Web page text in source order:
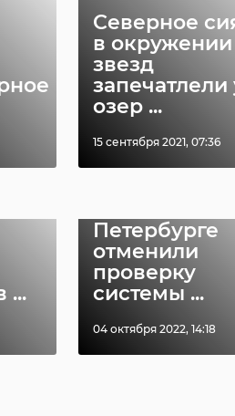
Северное
в окружении
звезд
запечатлели
озер ...
15 сентября 2021, 07:36
...
Петербурге
отменили
проверку
системы ...
04 октября 2022, 14:18
комитет по